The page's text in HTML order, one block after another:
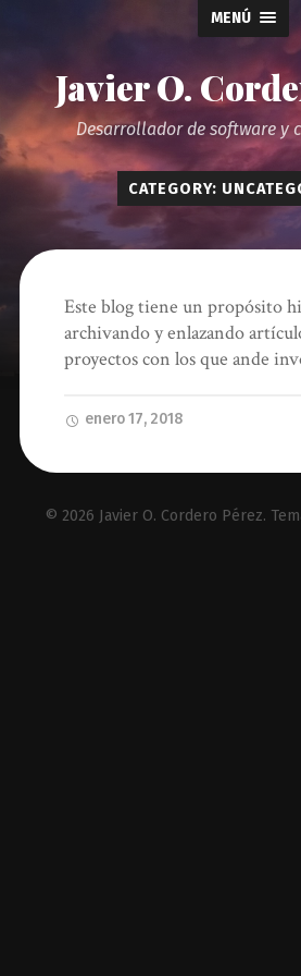
MENÚ
Javier O.
Desarrollador de software y
CATEGORY:
Este blog tiene un propósito
archivando y enlazando
proyectos con los que ande
enero 17, 2018
© 2026 Javier O. Cordero Pérez.